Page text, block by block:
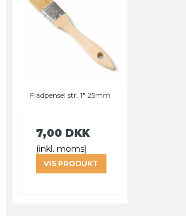
Fladpensel str. 1" 25mm
7,00 DKK
(inkl. moms)
VIS PRODUKT